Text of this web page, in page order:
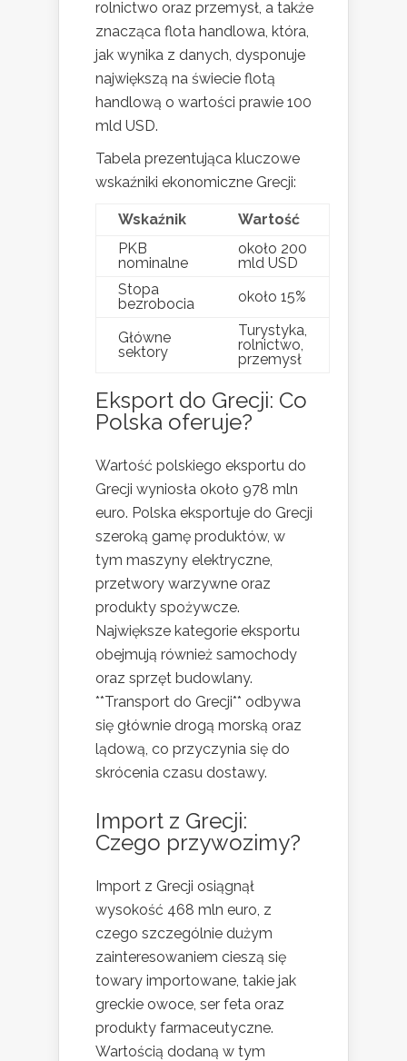
rolnictwo oraz przemysł, a także
znacząca flota handlowa, która,
jak wynika z danych, dysponuje
największą na świecie flotą
handlową o wartości prawie 100
mld USD.
Tabela prezentująca kluczowe
wskaźniki ekonomiczne Grecji:
Wskaźnik
Wartość
PKB
nominalne
około 200
mld USD
Stopa
bezrobocia
około 15%
Główne
sektory
Turystyka,
rolnictwo,
przemysł
Eksport do Grecji: Co
Polska oferuje?
Wartość polskiego eksportu do
Grecji wyniosła około 978 mln
euro. Polska eksportuje do Grecji
szeroką gamę produktów, w
tym maszyny elektryczne,
przetwory warzywne oraz
produkty spożywcze.
Największe kategorie eksportu
obejmują również samochody
oraz sprzęt budowlany.
**Transport do Grecji** odbywa
się głównie drogą morską oraz
lądową, co przyczynia się do
skrócenia czasu dostawy.
Import z Grecji:
Czego przywozimy?
Import z Grecji osiągnął
wysokość 468 mln euro, z
czego szczególnie dużym
zainteresowaniem cieszą się
towary importowane, takie jak
greckie owoce, ser feta oraz
produkty farmaceutyczne.
Wartością dodaną w tym